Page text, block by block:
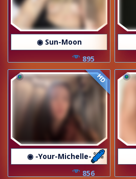
◉ Sun-Moon
895
HD
◉ -Your-Michelle-
856